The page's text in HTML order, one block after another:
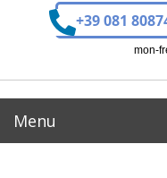
+39 081
mon-
Menu